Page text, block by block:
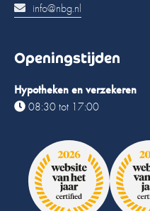
info@nbg.nl
Openingstijden
Hypotheken en verzekeren
08:30 tot 17:00